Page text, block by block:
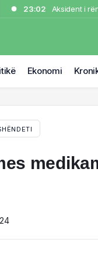
23:02
Aksident i
Ekonomi